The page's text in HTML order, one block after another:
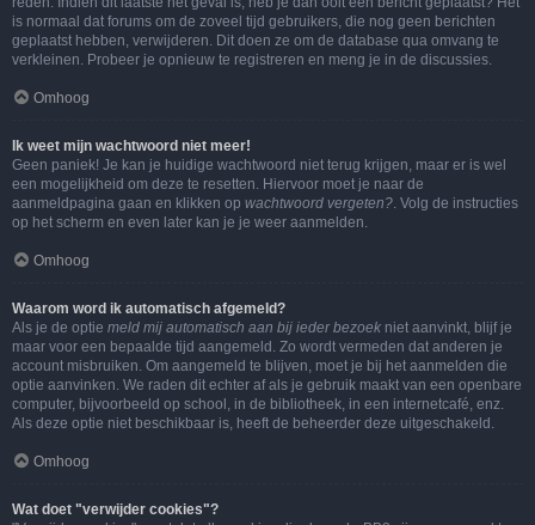
is normaal dat forums om de zoveel tijd gebruikers, die nog geen berichten
geplaatst hebben, verwijderen. Dit doen ze om de database qua omvang te
verkleinen. Probeer je opnieuw te registreren en meng je in de discussies.
Omhoog
Ik weet mijn wachtwoord niet meer!
Geen paniek! Je kan je huidige wachtwoord niet terug krijgen, maar er is wel
een mogelijkheid om deze te resetten. Hiervoor moet je naar de
aanmeldpagina gaan en klikken op wachtwoord vergeten?. Volg de instructies
op het scherm en even later kan je je weer aanmelden.
Omhoog
Waarom word ik automatisch afgemeld?
Als je de optie meld mij automatisch aan bij ieder bezoek niet aanvinkt, blijf je
maar voor een bepaalde tijd aangemeld. Zo wordt vermeden dat anderen je
account misbruiken. Om aangemeld te blijven, moet je bij het aanmelden die
optie aanvinken. We raden dit echter af als je gebruik maakt van een openbare
computer, bijvoorbeeld op school, in de bibliotheek, in een internetcafé, enz.
Als deze optie niet beschikbaar is, heeft de beheerder deze uitgeschakeld.
Omhoog
Wat doet "verwijder cookies"?